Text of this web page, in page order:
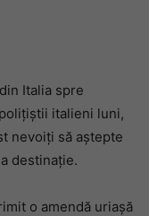
Italia spre
italieni luni,
nevoiți să aștepte
destinație.
o amendă uriașă